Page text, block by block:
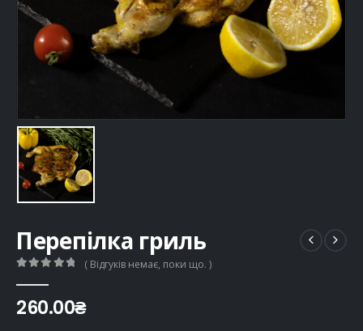
Перепілка гриль
( Відгуків немає, поки що. )
260.00₴